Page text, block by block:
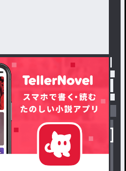
.」最新作：雑談部屋2
ジャンルから探す
恋愛・ロマンス